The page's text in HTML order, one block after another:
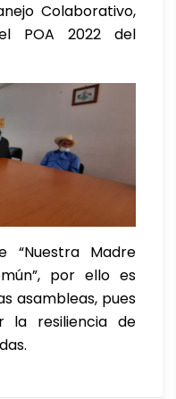
Colaborativo,
POA 2022 del
“Nuestra Madre
por ello es
asambleas, pues
la resiliencia de